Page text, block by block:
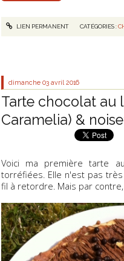
LIEN PERMANENT CATÉGORIES :
dimanche 03 avril 2016
Tarte chocolat au
Caramelia) &
Voici ma première tarte
torréfiées. Elle n'est pas
fil à retordre. Mais par